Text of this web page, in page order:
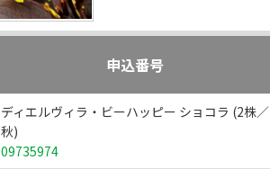
申込番号
ディエルヴィラ・ビーハッピー ショコラ (2株／
秋)
09735974